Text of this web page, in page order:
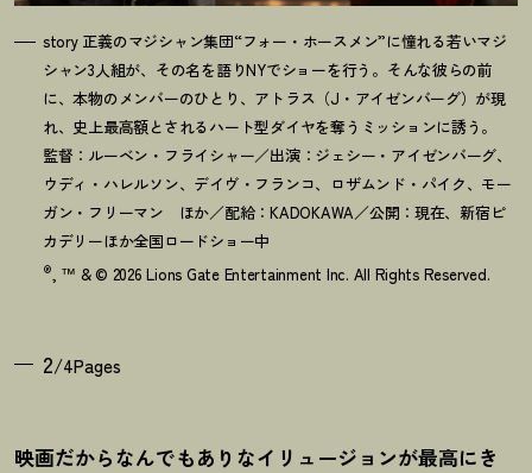
story 正義のマジシャン集団“フォー・ホースメン”に憧れる若いマジ
シャン3人組が、その名を語りNYでショーを行う。そんな彼らの前
に、本物のメンバーのひとり、アトラス（J・アイゼンバーグ）が現
れ、史上最高額とされるハート型ダイヤを奪うミッションに誘う。
監督：ルーベン・フライシャー／出演：ジェシー・アイゼンバーグ、
ウディ・ハレルソン、デイヴ・フランコ、ロザムンド・パイク、モー
ガン・フリーマン ほか／配給：KADOKAWA／公開：現在、新宿ピ
カデリーほか全国ロードショー中
®, ™ & © 2026 Lions Gate Entertainment Inc. All Rights Reserved.
2/4Pages
映画だからなんでもありなイリュージョンが最高にき